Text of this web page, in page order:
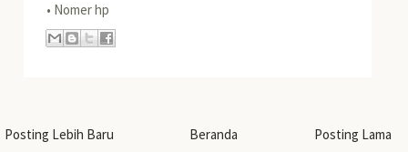
• Nomer hp
Posting Lebih Baru Posting Lama
Beranda